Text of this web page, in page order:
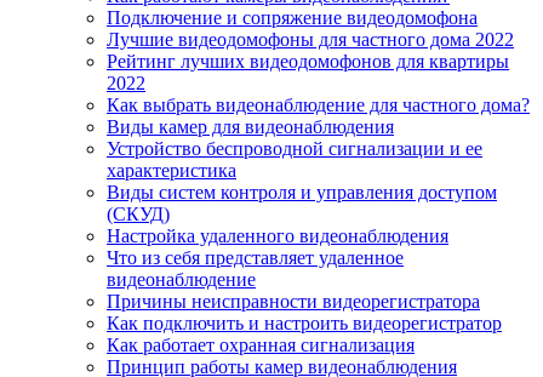
Подключение и сопряжение видеодомофона
Лучшие видеодомофоны для частного дома 2022
Рейтинг лучших видеодомофонов для квартиры
2022
Как выбрать видеонаблюдение для частного дома?
Виды камер для видеонаблюдения
Устройство беспроводной сигнализации и ее
характеристика
Виды систем контроля и управления доступом
(СКУД)
Настройка удаленного видеонаблюдения
Что из себя представляет удаленное
видеонаблюдение
Причины неисправности видеорегистратора
Как подключить и настроить видеорегистратор
Как работает охранная сигнализация
Принцип работы камер видеонаблюдения